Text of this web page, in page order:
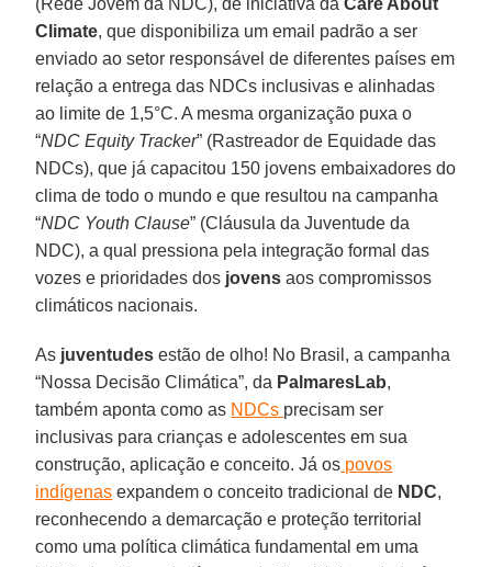
Climate, que disponibiliza um email padrão a ser
enviado ao setor responsável de diferentes países em
relação a entrega das NDCs inclusivas e alinhadas
ao limite de 1,5°C. A mesma organização puxa o
“NDC Equity Tracker” (Rastreador de Equidade das
NDCs), que já capacitou 150 jovens embaixadores do
clima de todo o mundo e que resultou na campanha
“NDC Youth Clause” (Cláusula da Juventude da
NDC), a qual pressiona pela integração formal das
vozes e prioridades dos jovens aos compromissos
climáticos nacionais.
As juventudes estão de olho! No Brasil, a campanha
“Nossa Decisão Climática”, da PalmaresLab,
também aponta como as NDCs precisam ser
inclusivas para crianças e adolescentes em sua
construção, aplicação e conceito. Já os povos
indígenas expandem o conceito tradicional de NDC,
reconhecendo a demarcação e proteção territorial
como uma política climática fundamental em uma